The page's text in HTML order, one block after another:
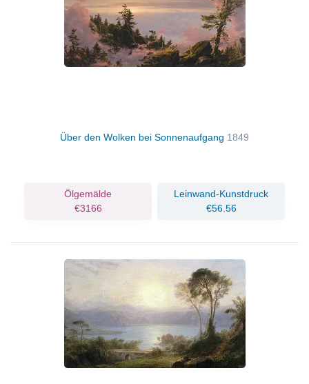
Über den Wolken bei Sonnenaufgang 1849
Ölgemälde
€3166
Leinwand-Kunstdruck
€56.56